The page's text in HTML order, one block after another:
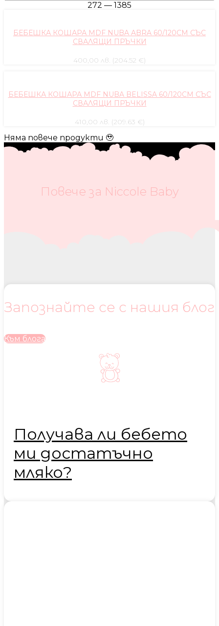
272 — 1385
БЕБЕШКА КОШАРА MDF NUBA ABRA 60/120СМ СЪС
СВАЛЯЩИ ПРЪЧКИ
400,00 лв. (204.52 €)
БЕБЕШКА КОШАРА MDF NUBA BELISSA 60/120СМ СЪС
СВАЛЯЩИ ПРЪЧКИ
410,00 лв. (209.63 €)
Няма повече продукти 🥹
Повече за Niccole Baby
Запознайте се с нашия блог
Към блога
Получава ли бебето
ми достатъчно
мляко?